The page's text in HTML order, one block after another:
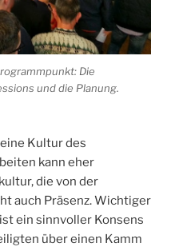
Die
und die Planung.
Kultur des
kann eher
die von der
auch Präsenz. Wichtiger
ein sinnvoller Konsens
über einen Kamm